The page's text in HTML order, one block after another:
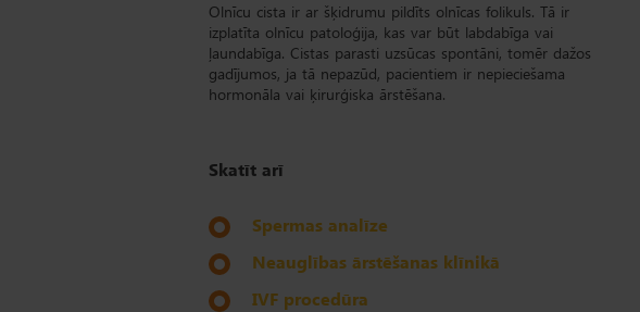
Olnīcu cista ir ar šķidrumu pildīts olnīcas folikuls. Tā ir
izplatīta olnīcu patoloģija, kas var būt labdabīga vai
ļaundabīga. Cistas parasti uzsūcas spontāni, tomēr dažos
gadījumos, ja tā nepazūd, pacientiem ir nepieciešama
hormonāla vai ķirurģiska ārstēšana.
Skatīt arī
Spermas analīze
Neauglības ārstēšanas klīnikā
IVF procedūra